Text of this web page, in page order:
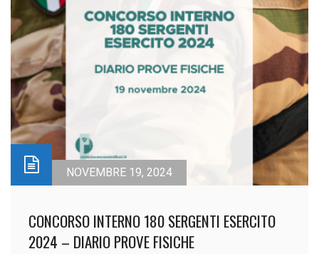
NOVEMBRE 19, 2024
CONCORSO INTERNO 180 SERGENTI ESERCITO
2024 – DIARIO PROVE FISICHE